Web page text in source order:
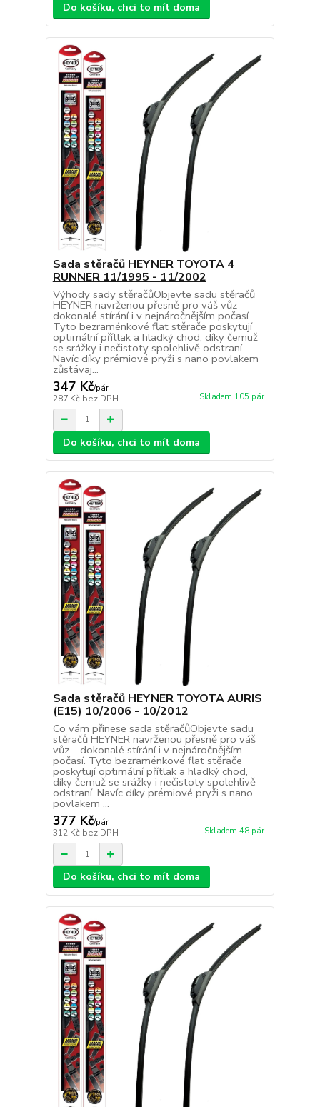
Do košíku, chci to mít doma
Sada stěračů HEYNER TOYOTA 4
RUNNER 11/1995 - 11/2002
Výhody sady stěračůObjevte sadu stěračů
HEYNER navrženou přesně pro váš vůz –
dokonalé stírání i v nejnáročnějším počasí.
Tyto bezraménkové flat stěrače poskytují
optimální přítlak a hladký chod, díky čemuž
se srážky i nečistoty spolehlivě odstraní.
Navíc díky prémiové pryži s nano povlakem
zůstávaj...
347 Kč/pár
287 Kč bez DPH Skladem 105 pár
Do košíku, chci to mít doma
Sada stěračů HEYNER TOYOTA AURIS
(E15) 10/2006 - 10/2012
Co vám přinese sada stěračůObjevte sadu
stěračů HEYNER navrženou přesně pro váš
vůz – dokonalé stírání i v nejnáročnějším
počasí. Tyto bezraménkové flat stěrače
poskytují optimální přítlak a hladký chod,
díky čemuž se srážky i nečistoty spolehlivě
odstraní. Navíc díky prémiové pryži s nano
povlakem ...
377 Kč/pár
312 Kč bez DPH Skladem 48 pár
Do košíku, chci to mít doma